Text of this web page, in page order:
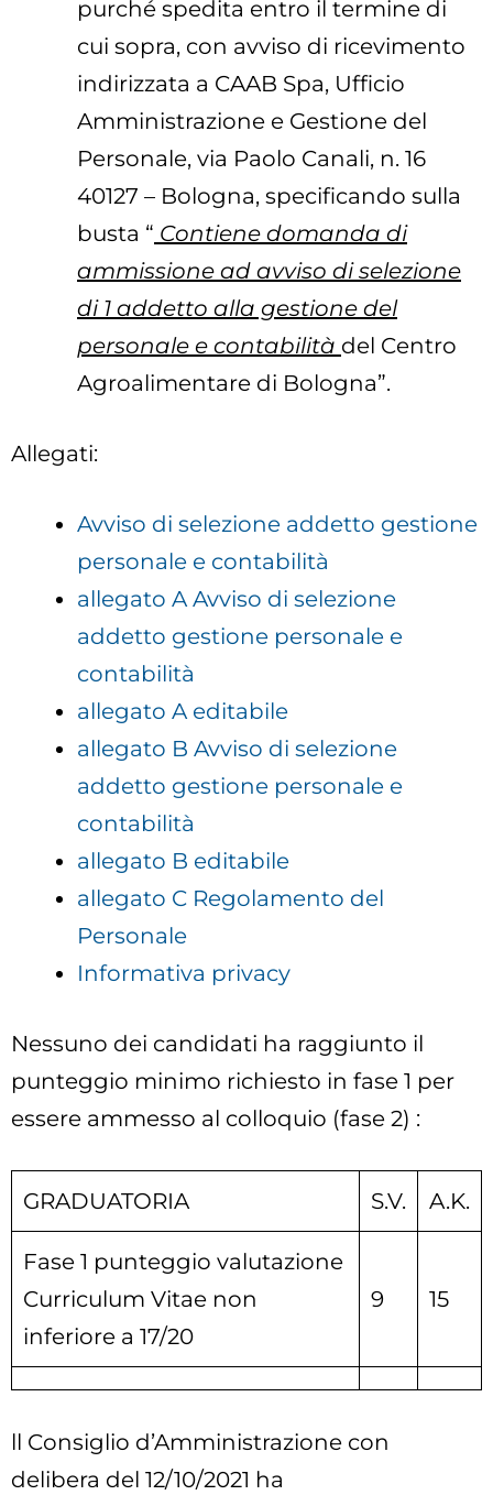
purché spedita entro il termine di
cui sopra, con avviso di ricevimento
indirizzata a CAAB Spa, Ufficio
Amministrazione e Gestione del
Personale, via Paolo Canali, n. 16
40127 – Bologna, specificando sulla
busta “ Contiene domanda di
ammissione ad avviso di selezione
di 1 addetto alla gestione del
personale e contabilità del Centro
Agroalimentare di Bologna”.
Allegati:
Avviso di selezione addetto gestione
personale e contabilità
allegato A Avviso di selezione
addetto gestione personale e
contabilità
allegato A editabile
allegato B Avviso di selezione
addetto gestione personale e
contabilità
allegato B editabile
allegato C Regolamento del
Personale
Informativa privacy
Nessuno dei candidati ha raggiunto il
punteggio minimo richiesto in fase 1 per
essere ammesso al colloquio (fase 2) :
GRADUATORIA S.V. A.K.
Fase 1 punteggio valutazione
Curriculum Vitae non
inferiore a 17/20
9 15
ll Consiglio d’Amministrazione con
delibera del 12/10/2021 ha